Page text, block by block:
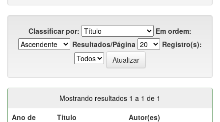
Classificar por:
Em ordem:
Resultados/Página
Registro(s):
Mostrando resultados 1 a 1 de 1
Ano de
Título Autor(es)